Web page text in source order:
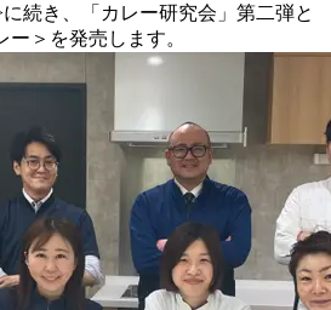
続き、「カレー研究会」第二弾と
＞を発売します。